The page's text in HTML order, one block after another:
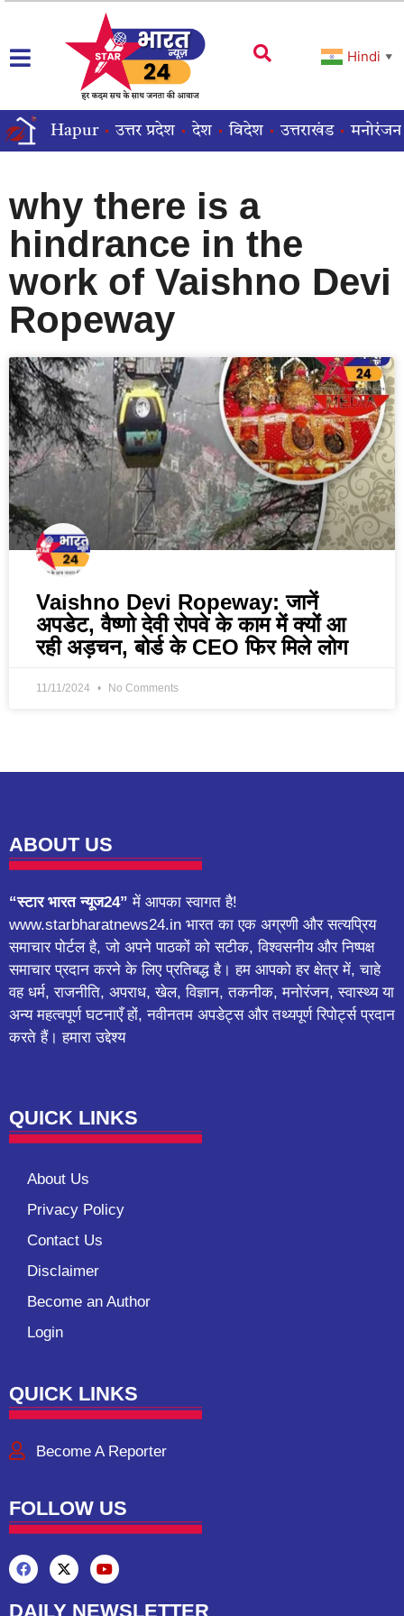
Hindi ▼
Hapur उत्तर प्रदेश देश विदेश उत्तराखंड मनोरंजन
why there is a
hindrance in the
work of Vaishno Devi
Ropeway
Vaishno Devi Ropeway: जानें
अपडेट, वैष्णो देवी रोपवे के काम में क्यों आ
रही अड़चन, बोर्ड के CEO फिर मिले लोग
11/11/2024 No Comments
ABOUT US
“स्टार भारत न्यूज24” में आपका स्वागत है!
www.starbharatnews24.in भारत का एक अग्रणी और सत्यप्रिय
समाचार पोर्टल है, जो अपने पाठकों को सटीक, विश्वसनीय और निष्पक्ष
समाचार प्रदान करने के लिए प्रतिबद्ध है। हम आपको हर क्षेत्र में, चाहे
वह धर्म, राजनीति, अपराध, खेल, विज्ञान, तकनीक, मनोरंजन, स्वास्थ्य या
अन्य महत्वपूर्ण घटनाएँ हों, नवीनतम अपडेट्स और तथ्यपूर्ण रिपोर्ट्स प्रदान
करते हैं। हमारा उद्देश्य
QUICK LINKS
About Us
Privacy Policy
Contact Us
Disclaimer
Become an Author
Login
QUICK LINKS
Become A Reporter
FOLLOW US
DAILY NEWSLETTER